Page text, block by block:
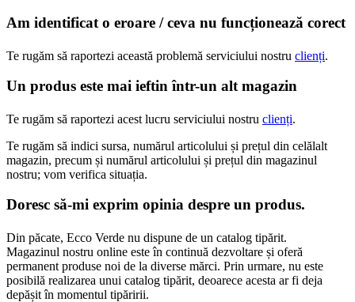
Am identificat o eroare / ceva nu funcționează corect
Te rugăm să raportezi această problemă serviciului nostru clienți.
Un produs este mai ieftin într-un alt magazin
Te rugăm să raportezi acest lucru serviciului nostru clienți.
Te rugăm să indici sursa, numărul articolului și prețul din celălalt
magazin, precum și numărul articolului și prețul din magazinul
nostru; vom verifica situația.
Doresc să-mi exprim opinia despre un produs.
Din păcate, Ecco Verde nu dispune de un catalog tipărit.
Magazinul nostru online este în continuă dezvoltare și oferă
permanent produse noi de la diverse mărci. Prin urmare, nu este
posibilă realizarea unui catalog tipărit, deoarece acesta ar fi deja
depășit în momentul tipăririi.